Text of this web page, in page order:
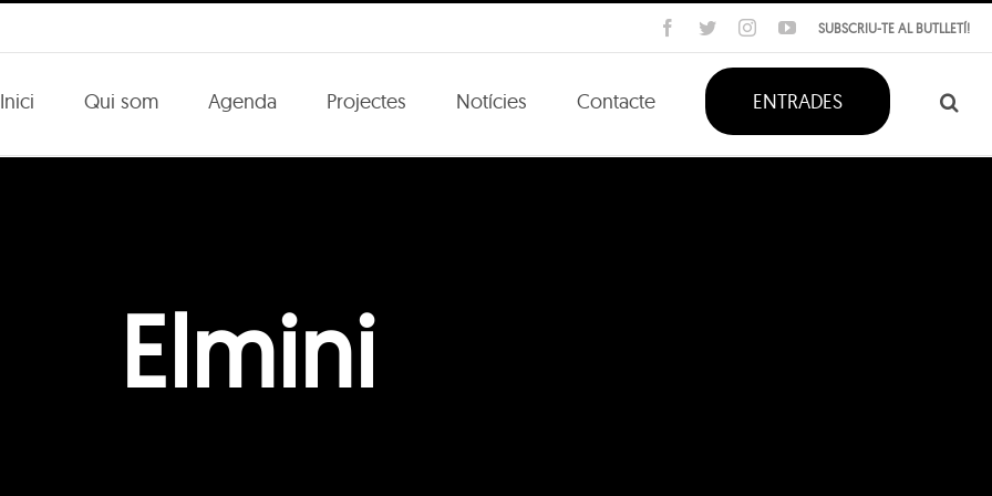
SUBSCRIU-TE AL BUTLLETÍ!
Facebook
TwitterInstagramYouTube
Inici Qui som Agenda Projectes Notícies Contacte ENTRADES
Elmini